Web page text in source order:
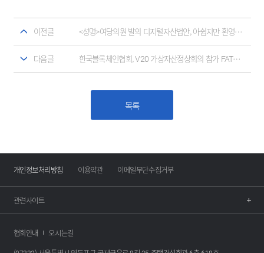
이전글 <성명>여당의원 발의 디지털자산법안, 아쉽지만 환영하는 바이다
다음글 한국블록체인협회, V20 가상자산정상회의 참가 FATF 등 글로벌규제기관과 정책논의
목록
개인정보처리방침 이용약관 이메일무단수집거부
관련사이트
협회안내
오시는길